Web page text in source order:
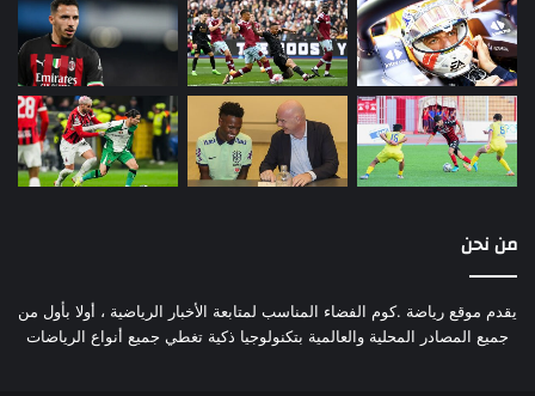
من نحن
يقدم موقع رياضة .كوم الفضاء المناسب لمتابعة الأخبار الرياضية ، أولا بأول من
جميع المصادر المحلية والعالمية بتكنولوجيا ذكية تغطي جميع أنواع الرياضات